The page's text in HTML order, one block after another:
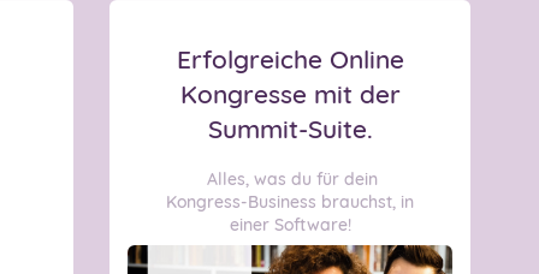
Erfolgreiche Online
Kongresse mit der
Summit-Suite.
Alles, was du für dein
Kongress-Business brauchst, in
einer Software!